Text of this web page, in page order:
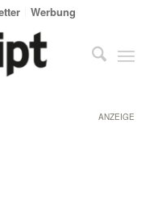
Werbung
ANZEIGE